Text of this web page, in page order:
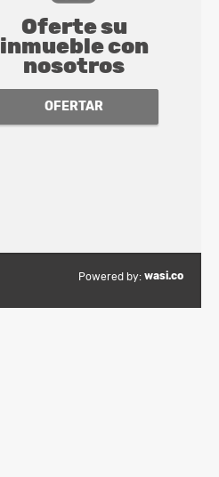
Oferte su
inmueble con
nosotros
OFERTAR
Powered by: wasi.co